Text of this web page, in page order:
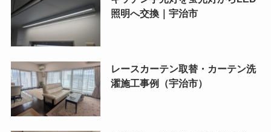
照明へ交換｜宇治市
レースカーテン取替・カーテン洗
濯施工事例（宇治市）